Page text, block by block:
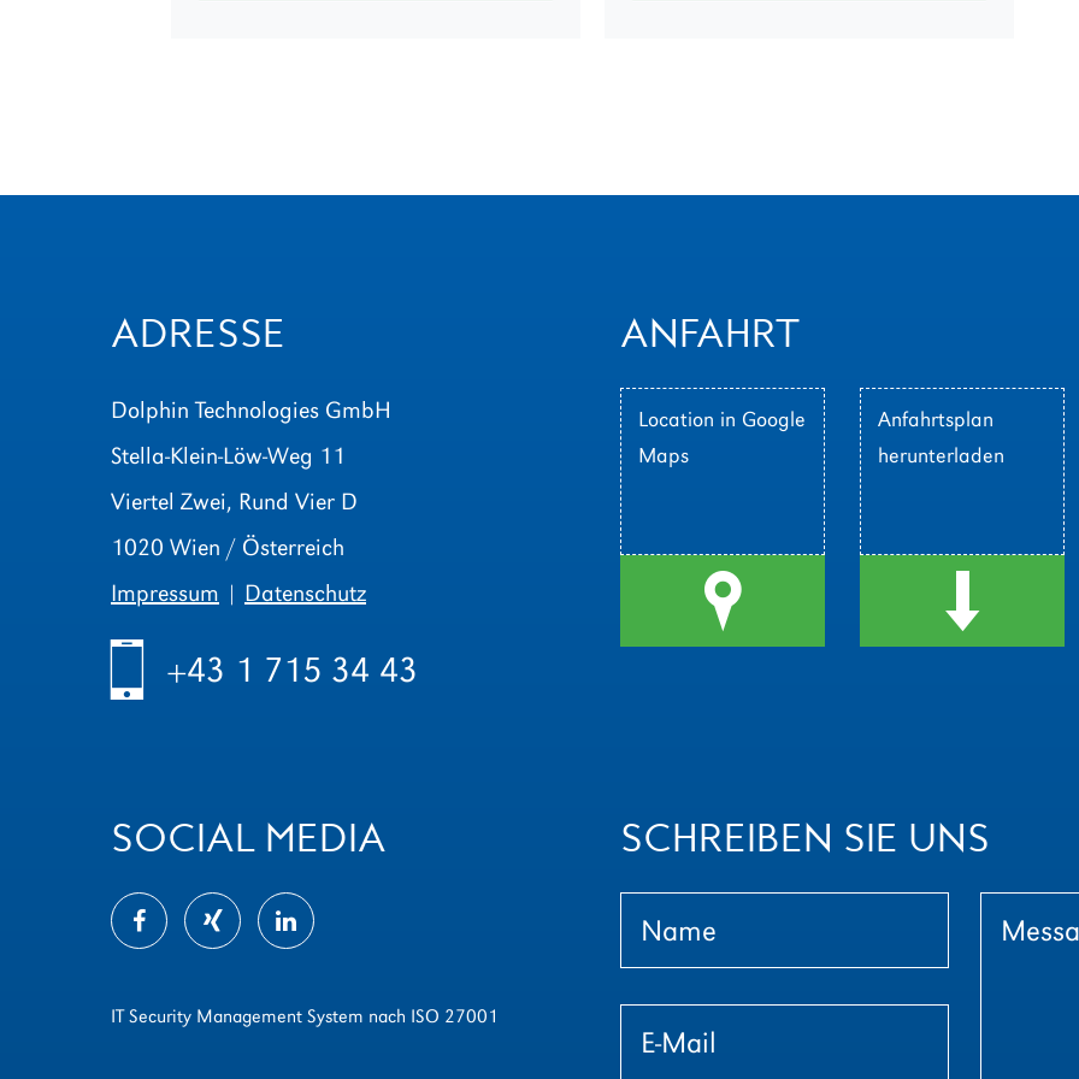
ADRESSE
Dolphin Technologies GmbH
Stella-Klein-Löw-Weg 11
Viertel Zwei, Rund Vier D
1020 Wien / Österreich
Impressum | Datenschutz
+43 1 715 34 43
ANFAHRT
Location in Google
Maps
l
Anfahrtsplan
herunterladen
d
SOCIAL MEDIA
IT Security Management System nach ISO 27001
SCHREIBEN SIE UNS